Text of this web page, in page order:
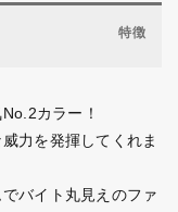
特徴
カラー！
力を発揮してくれま
バイト丸見えのファ